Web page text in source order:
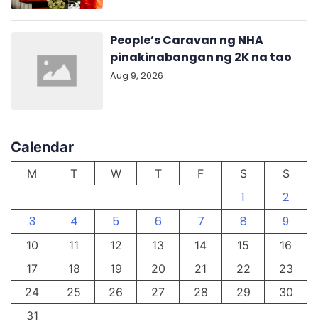
People’s Caravan ng NHA
pinakinabangan ng 2K na tao
Aug 9, 2026
Calendar
M T W T F S S
1
2
3
4 5 6 7 8 9
10 11 12 13 14 15
16
17
18 19 20 21 22
23
24
25 26 27 28 29
30
31